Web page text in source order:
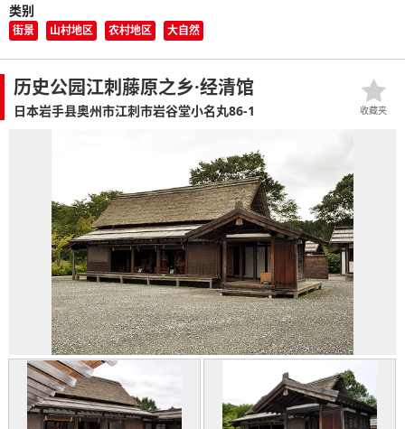
类别
街景 山村地区 农村地区 大自然
历史公园江刺藤原之乡·经清馆
日本岩手县奥州市江刺市岩谷堂小名丸86-1 收藏夹